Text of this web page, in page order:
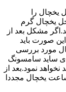
یخچال را
یخچال گرم
مشکل بعد از
صورت باید
مورد بررسی
ساید سامسونگ
نمود.بعد از
سنسور دمای یخچال،و بعد از گذشت 6 ساعت یخچال مجددا